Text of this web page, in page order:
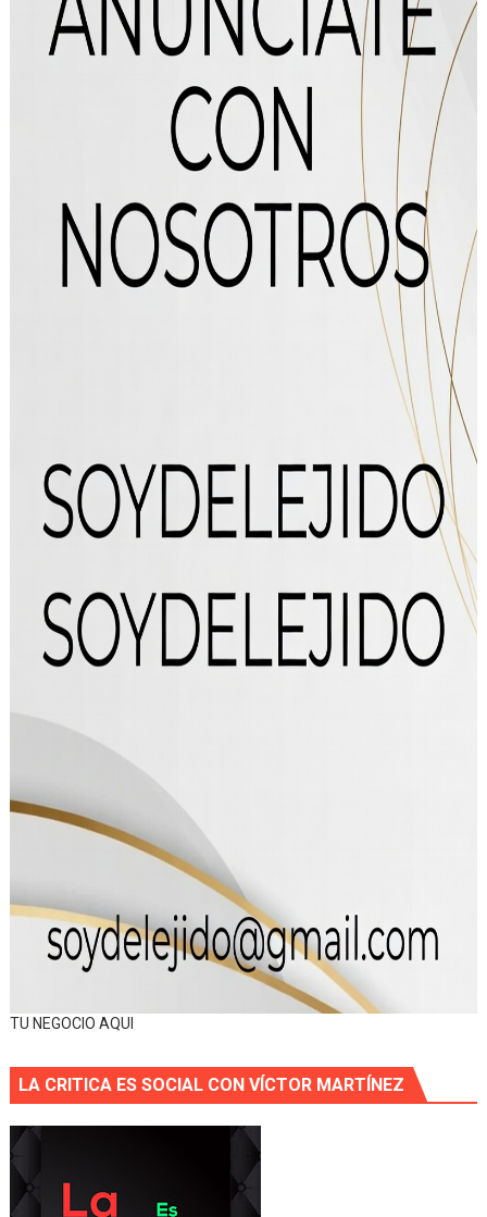
TU NEGOCIO AQUI
LA CRITICA ES SOCIAL CON VÍCTOR MARTÍNEZ